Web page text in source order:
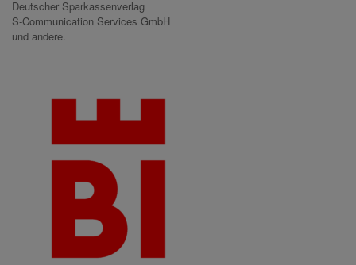
Deutscher Sparkassenverlag
S-Communication Services GmbH
und andere.